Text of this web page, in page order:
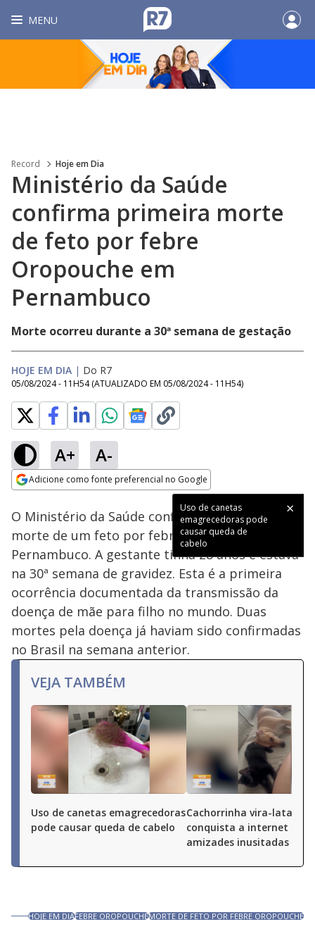
MENU
Record Hoje em Dia
Ministério da Saúde
confirma primeira morte
de feto por febre
Oropouche em
Pernambuco
Morte ocorreu durante a 30ª semana de gestação
HOJE EM DIA | Do R7
05/08/2024 - 11H54 (ATUALIZADO EM 05/08/2024 - 11H54)
A+ A-
Adicione como fonte preferencial no Google
Uso de canetas
emagrecedoras pode
causar queda de
cabelo
Ativar
100.00%
O Ministério da Saúde confirmou a primeira
morte de um feto por febre Oropouche em
Pernambuco. A gestante tinha 28 anos e estava
na 30ª semana de gravidez. Esta é a primeira
ocorrência documentada da transmissão da
doença de mãe para filho no mundo. Duas
mortes pela doença já haviam sido confirmadas
no Brasil na semana anterior.
VEJA TAMBÉM
Uso de canetas emagrecedoras
pode causar queda de cabelo
Cachorrinha vira-lata
conquista a internet com
amizades inusitadas
HOJE EM DIAFEBRE OROPOUCHEMORTE DE FETO POR FEBRE OROPOUCHE